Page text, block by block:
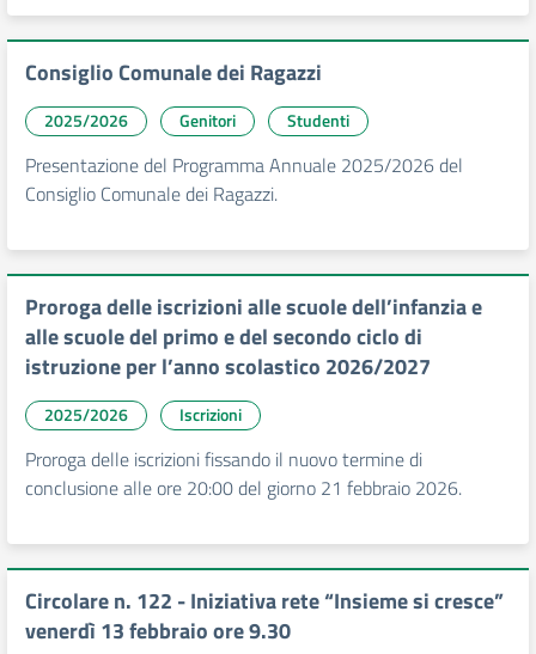
Consiglio Comunale dei Ragazzi
2025/2026 Genitori Studenti
Presentazione del Programma Annuale 2025/2026 del
Consiglio Comunale dei Ragazzi.
Proroga delle iscrizioni alle scuole dell’infanzia e
alle scuole del primo e del secondo ciclo di
istruzione per l’anno scolastico 2026/2027
2025/2026 Iscrizioni
Proroga delle iscrizioni fissando il nuovo termine di
conclusione alle ore 20:00 del giorno 21 febbraio 2026.
Circolare n. 122 - Iniziativa rete “Insieme si cresce”
venerdì 13 febbraio ore 9.30